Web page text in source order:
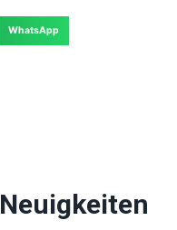
WhatsApp
Neuigkeiten